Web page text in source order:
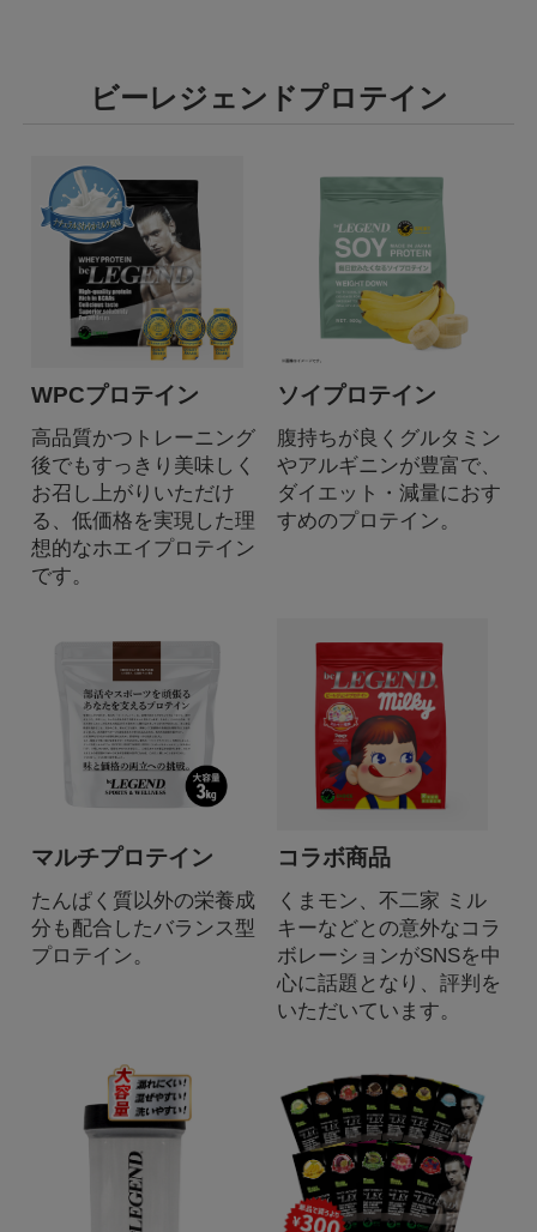
ビーレジェンドプロテイン
WPCプロテイン
高品質かつトレーニング
後でもすっきり美味しく
お召し上がりいただけ
る、低価格を実現した理
想的なホエイプロテイン
です。
ソイプロテイン
腹持ちが良くグルタミン
やアルギニンが豊富で、
ダイエット・減量におす
すめのプロテイン。
マルチプロテイン
たんぱく質以外の栄養成
分も配合したバランス型
プロテイン。
コラボ商品
くまモン、不二家 ミル
キーなどとの意外なコラ
ボレーションがSNSを中
心に話題となり、評判を
いただいています。